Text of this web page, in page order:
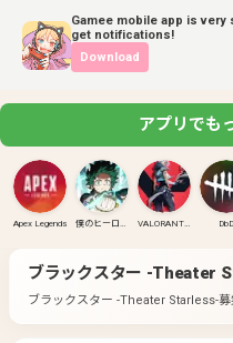
Gamee mobile app is
get notifications!
Download
アプリでも
Apex Legends 僕のヒーローアカデミア ULTRA RUMBLE VALORANT(PC) DbD
ブラックスター -Theater
ブラックスター -Theater Starless-募